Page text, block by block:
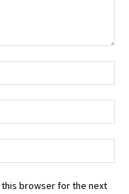
this browser for the next